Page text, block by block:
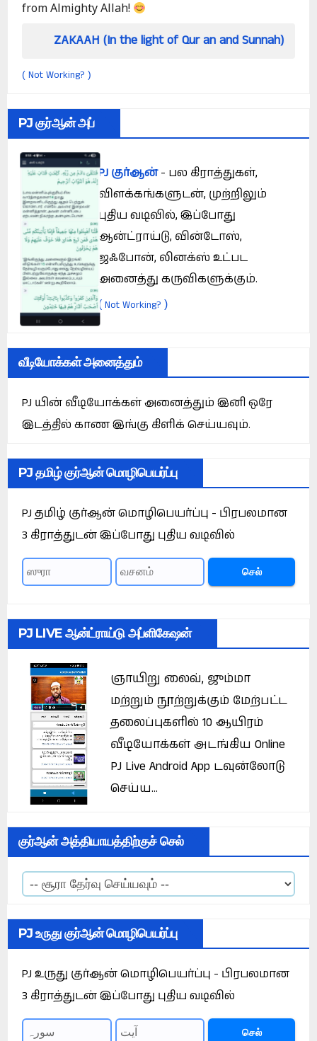
from Almighty Allah!
(In the light of Qur an and Sunnah) How
( Not Working? )
PJ குர்ஆன் அப்
PJ குர்ஆன்- பல கிராத்துகள்,
விளக்கங்களுடன், முற்றிலும்
புதிய வடிவில், இப்போது
ஆன்ட்ராய்டு, வின்டோஸ்,
ஜஃபோன், லினக்ஸ் உட்பட
அனைத்து கருவிகளுக்கும்.
(Not Working? )
வீடியோக்கள் அனைத்தும்
PJ யின் வீடியோக்கள் அனைத்தும் இனி ஒரே
இடத்தில் காண இங்கு கிளிக் செய்யவும்.
PJ தமிழ் குர்ஆன் மொழிபெயர்ப்பு
PJ தமிழ் குர்ஆன் மொழிபெயர்ப்பு - பிரபலமான
3 கிராத்துடன் இப்போது புதிய வடிவில்
செல்
PJ LIVE ஆன்ட்ராய்டு அப்ளிகேஷன்
ஞாயிறு லைவ், ஜும்மா
மற்றும் நூற்றுக்கும் மேற்பட்ட
தலைப்புகளில் 10 ஆயிரம்
வீடியோக்கள் அடங்கிய Online
PJ Live Android App டவுன்லோடு
செய்ய...
குர்ஆன் அத்தியாயத்திற்குச் செல்
PJ உருது குர்ஆன் மொழிபெயர்ப்பு
PJ உருது குர்ஆன் மொழிபெயர்ப்பு - பிரபலமான
3 கிராத்துடன் இப்போது புதிய வடிவில்
செல்